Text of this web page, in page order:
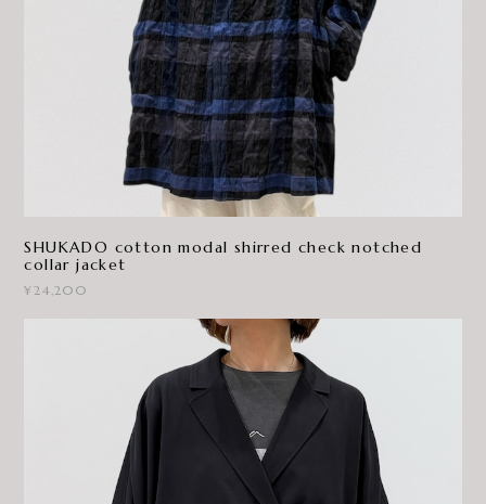
SHUKADO cotton modal shirred check notched
collar jacket
¥24,200